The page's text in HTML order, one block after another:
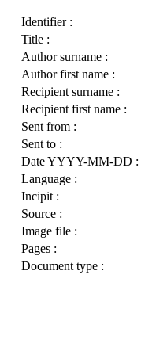
Identifier :
Title :
Author surname :
Author first name :
Recipient surname :
Recipient first name :
Sent from :
Sent to :
Date YYYY-MM-DD :
Language :
Incipit :
Source :
Image file :
Pages :
Document type :